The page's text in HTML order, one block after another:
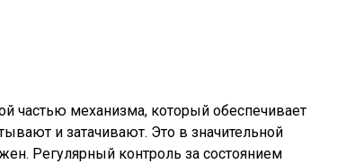
частью механизма, который обеспечивает
и затачивают. Это в значительной
Регулярный контроль за состоянием